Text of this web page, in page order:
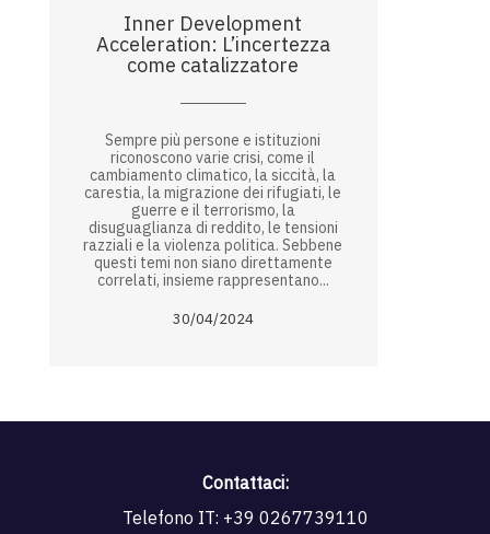
Inner Development
Acceleration: L’incertezza
come catalizzatore
Sempre più persone e istituzioni
riconoscono varie crisi, come il
cambiamento climatico, la siccità, la
carestia, la migrazione dei rifugiati, le
guerre e il terrorismo, la
disuguaglianza di reddito, le tensioni
razziali e la violenza politica. Sebbene
questi temi non siano direttamente
correlati, insieme rappresentano...
30/04/2024
Contattaci:
Telefono IT: +39 0267739110